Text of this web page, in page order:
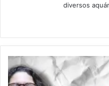
diversos